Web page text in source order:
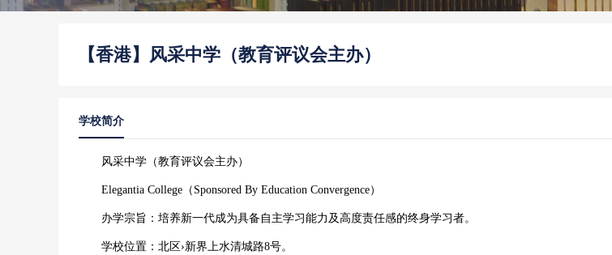
【香港】风采中学（教育评议会主办）
学校简介
风采中学（教育评议会主办）
Elegantia College（Sponsored By Education Convergence）
办学宗旨：培养新一代成为具备自主学习能力及高度责任感的终身学习者。
学校位置：北区›新界上水清城路8号。